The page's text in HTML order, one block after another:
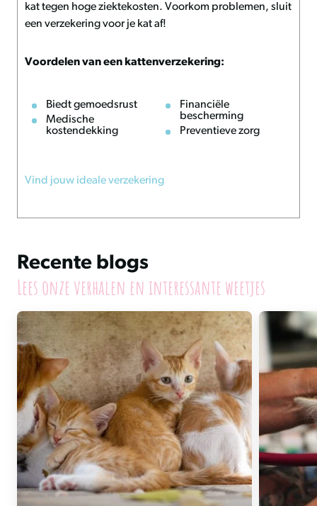
kat tegen hoge ziektekosten. Voorkom problemen, sluit
een verzekering voor je kat af!
Voordelen van een kattenverzekering:
Biedt gemoedsrust
Medische
kostendekking
Financiële
bescherming
Preventieve zorg
Vind jouw ideale verzekering
Recente blogs
Lees onze verhalen en interessante weetjes